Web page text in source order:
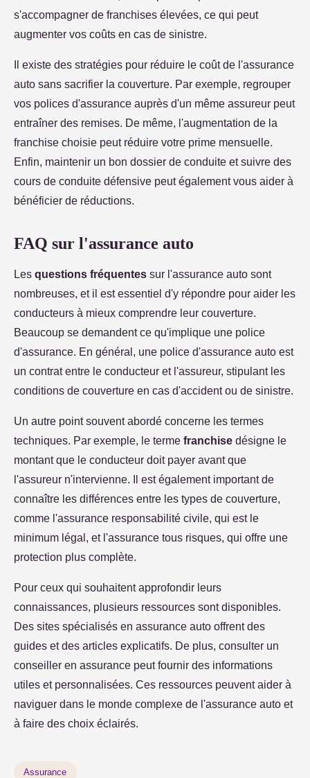
s'accompagner de franchises élevées, ce qui peut
augmenter vos coûts en cas de sinistre.
Il existe des stratégies pour réduire le coût de l'assurance
auto sans sacrifier la couverture. Par exemple, regrouper
vos polices d'assurance auprès d'un même assureur peut
entraîner des remises. De même, l'augmentation de la
franchise choisie peut réduire votre prime mensuelle.
Enfin, maintenir un bon dossier de conduite et suivre des
cours de conduite défensive peut également vous aider à
bénéficier de réductions.
FAQ sur l'assurance auto
Les questions fréquentes sur l'assurance auto sont
nombreuses, et il est essentiel d'y répondre pour aider les
conducteurs à mieux comprendre leur couverture.
Beaucoup se demandent ce qu'implique une police
d'assurance. En général, une police d'assurance auto est
un contrat entre le conducteur et l'assureur, stipulant les
conditions de couverture en cas d'accident ou de sinistre.
Un autre point souvent abordé concerne les termes
techniques. Par exemple, le terme franchise désigne le
montant que le conducteur doit payer avant que
l'assureur n'intervienne. Il est également important de
connaître les différences entre les types de couverture,
comme l'assurance responsabilité civile, qui est le
minimum légal, et l'assurance tous risques, qui offre une
protection plus complète.
Pour ceux qui souhaitent approfondir leurs
connaissances, plusieurs ressources sont disponibles.
Des sites spécialisés en assurance auto offrent des
guides et des articles explicatifs. De plus, consulter un
conseiller en assurance peut fournir des informations
utiles et personnalisées. Ces ressources peuvent aider à
naviguer dans le monde complexe de l'assurance auto et
à faire des choix éclairés.
Assurance